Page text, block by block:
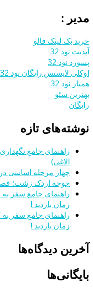
مدیر :
خرید بک لینک فالو
آپدیت نود 32
پسورد نود 32
اوکلی لایسنس رایگان نود 32
همیار نود 32
بهترین سئو
رایگان
نوشته‌های تازه
راهنمای جامع
الاغی)
چهار مرحله اساسی
جوجه اردک زشت؛
راهنمای جامع سفر به
زمان بازدید !
راهنمای جامع سفر به
زمان بازدید !
آخرین دیدگاه‌ها
بایگانی‌ها